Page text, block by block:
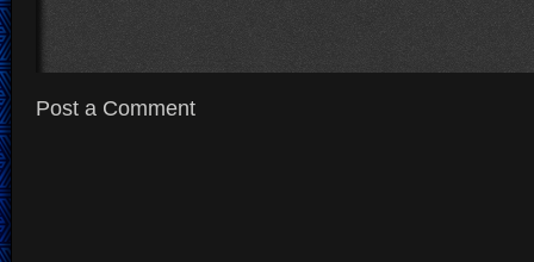
Post a Comment